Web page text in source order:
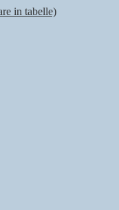
in tabelle)